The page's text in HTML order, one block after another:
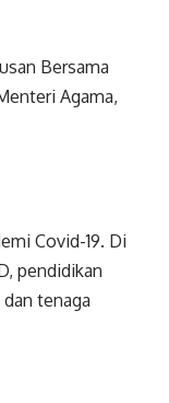
Bersama
Agama,
Covid-19. Di
pendidikan
tenaga